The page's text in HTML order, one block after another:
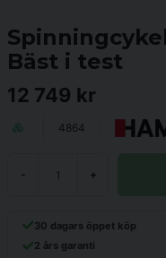
Bäst i test
12 749 kr
4864
- +
30 dagars öppet köp
2 års garanti